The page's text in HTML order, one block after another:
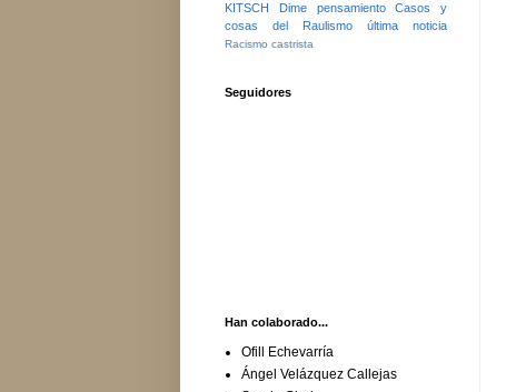
KITSCH
Dime pensamiento
Casos y
cosas del Raulismo
última noticia
Racismo castrista
Seguidores
Han colaborado...
Ofill Echevarría
Ángel Velázquez Callejas